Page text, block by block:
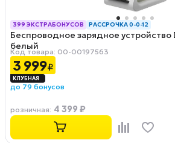
399 ЭКСТРАБОНУСОВ РАССРОЧКА 0-0-12
Беспроводное зарядное устройство
белый
Код товара: 00-00197563
3 999₽
до 79 бонусов
розничная: 4 399 ₽